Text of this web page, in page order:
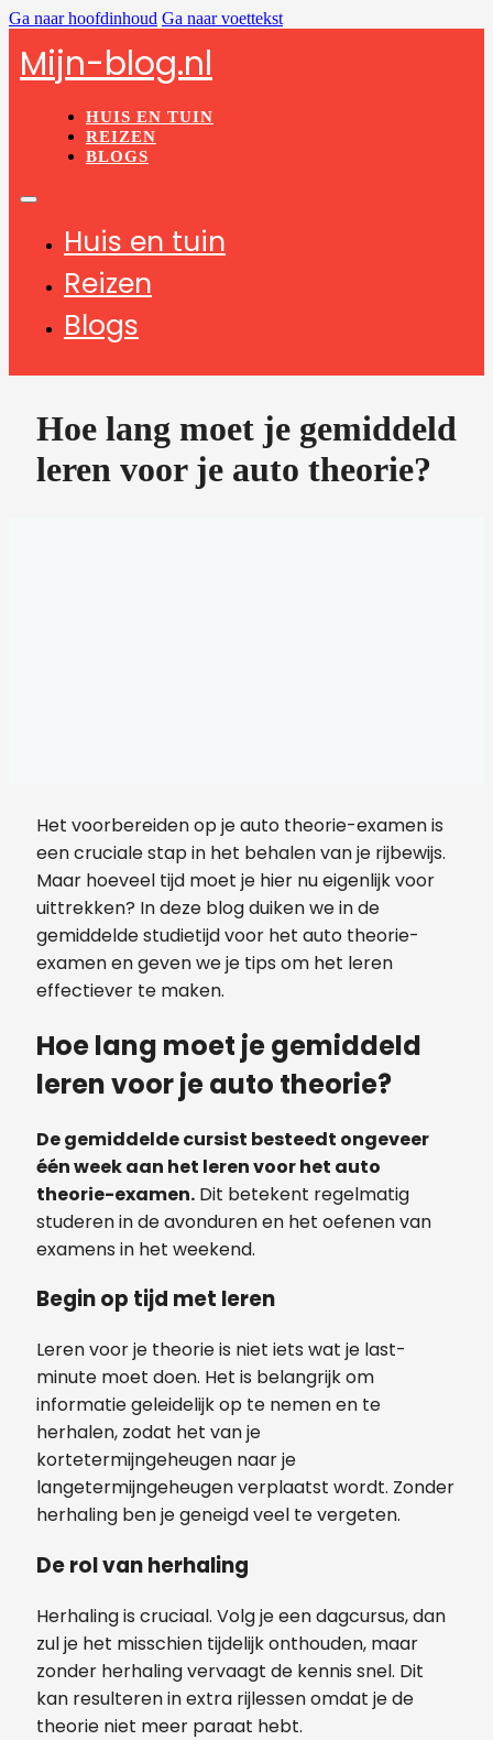
Ga naar hoofdinhoud Ga naar voettekst
Mijn-blog.nl
HUIS EN TUIN
REIZEN
BLOGS
Huis en tuin
Reizen
Blogs
Hoe lang moet je gemiddeld
leren voor je auto theorie?
Het voorbereiden op je auto theorie-examen is
een cruciale stap in het behalen van je rijbewijs.
Maar hoeveel tijd moet je hier nu eigenlijk voor
uittrekken? In deze blog duiken we in de
gemiddelde studietijd voor het auto theorie-
examen en geven we je tips om het leren
effectiever te maken.
Hoe lang moet je gemiddeld
leren voor je auto theorie?
De gemiddelde cursist besteedt ongeveer
één week aan het leren voor het auto
theorie-examen. Dit betekent regelmatig
studeren in de avonduren en het oefenen van
examens in het weekend.
Begin op tijd met leren
Leren voor je theorie is niet iets wat je last-
minute moet doen. Het is belangrijk om
informatie geleidelijk op te nemen en te
herhalen, zodat het van je
kortetermijngeheugen naar je
langetermijngeheugen verplaatst wordt. Zonder
herhaling ben je geneigd veel te vergeten.
De rol van herhaling
Herhaling is cruciaal. Volg je een dagcursus, dan
zul je het misschien tijdelijk onthouden, maar
zonder herhaling vervaagt de kennis snel. Dit
kan resulteren in extra rijlessen omdat je de
theorie niet meer paraat hebt.